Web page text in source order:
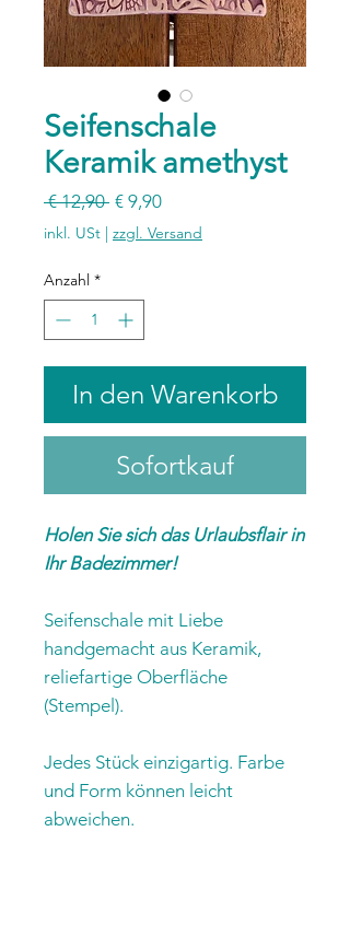
Seifenschale
Keramik amethyst
€ 12,90 Standardpreis
€ 9,90Sale-
Preis
inkl. USt | zzgl. Versand
Anzahl *
In den Warenkorb
Sofortkauf
Holen Sie sich das Urlaubsflair in
Ihr Badezimmer!
Seifenschale mit Liebe
handgemacht aus Keramik,
reliefartige Oberfläche
(Stempel).
Jedes Stück einzigartig. Farbe
und Form können leicht
abweichen.